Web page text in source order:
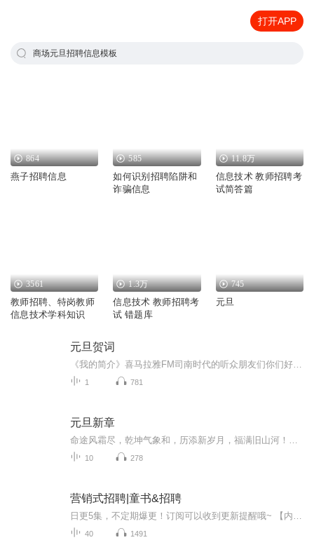
打开APP
商场元旦招聘信息模板
864
燕子招聘信息
585
如何识别招聘陷阱和
诈骗信息
11.8万
信息技术 教师招聘考
试简答篇
3561
教师招聘、特岗教师
信息技术学科知识
1.3万
信息技术 教师招聘考
试 错题库
745
元旦
元旦贺词
1 781
元旦新章
10 278
营销式招聘|童书&招聘
40 1491